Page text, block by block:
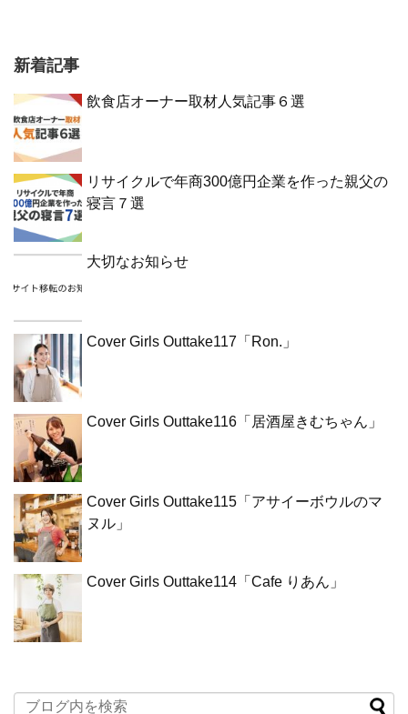
新着記事
飲食店オーナー取材人気記事６選
リサイクルで年商300億円企業を作った親父の
寝言７選
大切なお知らせ
Cover Girls Outtake117「Ron.」
Cover Girls Outtake116「居酒屋きむちゃん」
Cover Girls Outtake115「アサイーボウルのマ
ヌル」
Cover Girls Outtake114「Cafe りあん」